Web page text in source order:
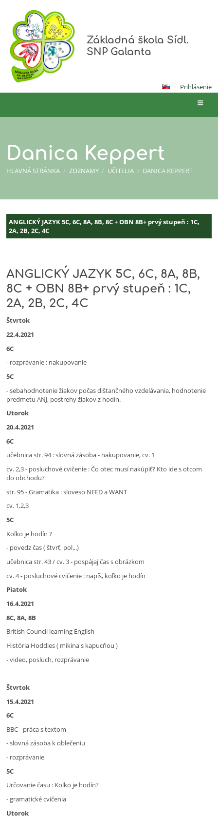
Základná škola Sídl.
SNP Galanta
Prihlásenie
Danica Keppert
HLAVNÁ STRÁNKA / ZOZNAMY / UČITELIA / DANICA KEPPERT
Danica
Keppert
ANGLICKÝ JAZYK 5C, 6C, 8A, 8B, 8C + OBN 8B+ prvý stupeň : 1C,
2A, 2B, 2C, 4C
ANGLICKÝ JAZYK 5C, 6C, 8A, 8B,
8C + OBN 8B+ prvý stupeň : 1C,
2A, 2B, 2C, 4C
Štvrtok
22.4.2021
6C
- rozprávanie : nakupovanie
5C
- sebahodnotenie žiakov počas dištančného vzdelávania, hodnotenie
predmetu ANJ, postrehy žiakov z hodín.
Utorok
20.4.2021
6C
učebnica str. 94 : slovná zásoba - nakupovanie, cv. 1
cv. 2,3 - posluchové cvičenie : Čo otec musí nakúpiť? Kto ide s otcom
do obchodu?
str. 95 - Gramatika : sloveso NEED a WANT
cv. 1,2,3
5C
Koľko je hodín ?
- povedz čas ( štvrť, pol...)
učebnica str. 43 / cv. 3 - pospájaj čas s obrázkom
cv. 4 - posluchové cvičenie : napíš, koľko je hodín
Piatok
16.4.2021
8C, 8A, 8B
British Council learning English
História Hoddies ( mikina s kapucňou )
- video, posluch, rozprávanie
Štvrtok
15.4.2021
6C
BBC - práca s textom
- slovná zásoba k oblečeniu
- rozprávanie
5C
Určovanie času : Koľko je hodín?
- gramatické cvičenia
Utorok